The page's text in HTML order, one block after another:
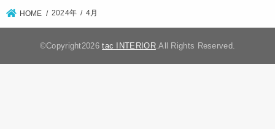
HOME 2024年 4月
©Copyright2026tac INTERIOR.All Rights Reserved.